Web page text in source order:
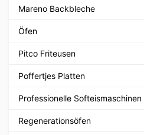
Mareno Backbleche
Öfen
Pitco Friteusen
Poffertjes Platten
Professionelle Softeismaschinen
Regenerationsöfen